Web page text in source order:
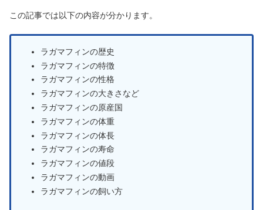
この記事では以下の内容が分かります。
ラガマフィンの歴史
ラガマフィンの特徴
ラガマフィンの性格
ラガマフィンの大きさなど
ラガマフィンの原産国
ラガマフィンの体重
ラガマフィンの体長
ラガマフィンの寿命
ラガマフィンの値段
ラガマフィンの動画
ラガマフィンの飼い方